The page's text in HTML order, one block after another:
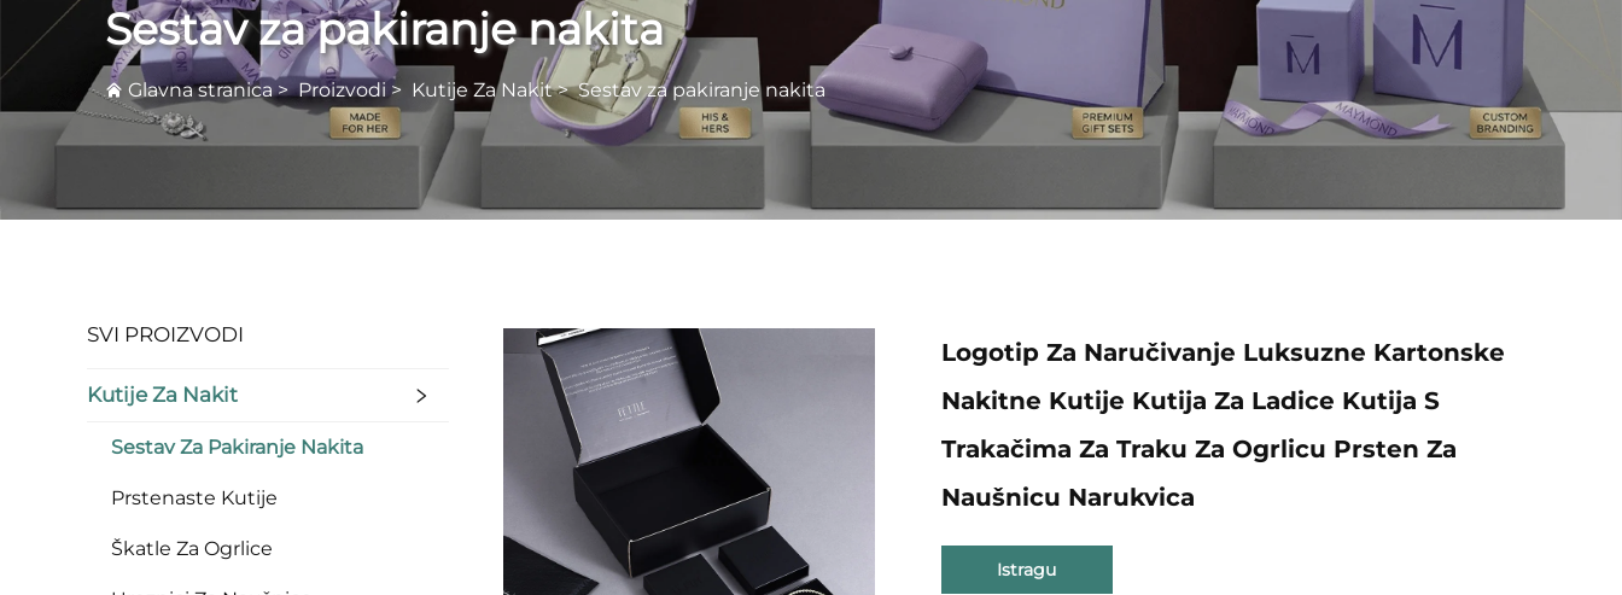
Sestav za pakiranje nakita
Glavna stranica>Proizvodi > Kutije Za Nakit>Sestav za pakiranje nakita
SVI PROIZVODI
Kutije Za Nakit
Sestav Za Pakiranje Nakita
Prstenaste Kutije
Škatle Za Ogrlice
Logotip Za Naručivanje Luksuzne Kartonske
Nakitne Kutije Kutija Za Ladice Kutija S
Trakačima Za Traku Za Ogrlicu Prsten Za
Naušnicu Narukvica
Istragu